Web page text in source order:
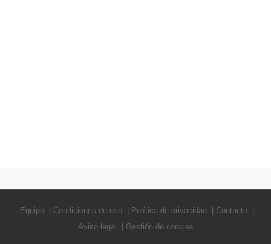
Equipo Condiciones de uso Política de privacidad
Contacto
Aviso legal
Gestión de cookies